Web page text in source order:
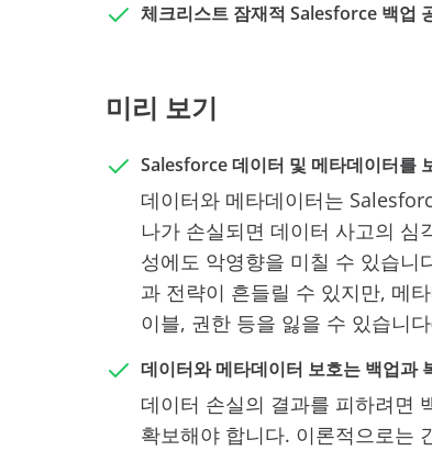
체크리스트 잠재적 Salesforce 백업
미리 보기
Salesforce 데이터 및 메타데이터를
데이터와 메타데이터는
나가 손실되면 데이터 사고의
성에도 악영향을 미칠 수 있습니
과 전략이 흔들릴 수 있지만, 메
이블, 권한 등을 잃을 수 있습니
데이터와 메타데이터 보호는 백업과
데이터 손실의 결과를 피하려면
확보해야 합니다. 이론적으로는